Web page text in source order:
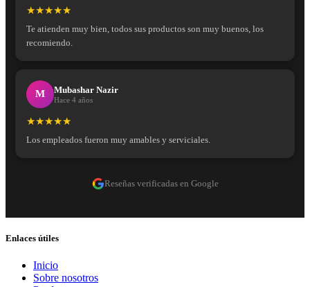
★★★★★
Te atienden muy bien, todos sus productos son muy buenos, los
recomiendo.
M Mubashar Nazir
Hace 4 años
★★★★★
Los empleados fueron muy amables y serviciales.
Reseñas verificadas en Google
Enlaces útiles
Inicio
Sobre nosotros